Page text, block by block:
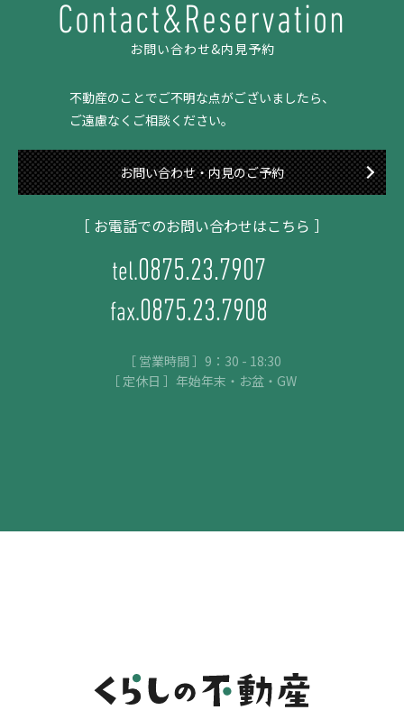
Contact&Reservation
お問い合わせ&内見予約
不動産のことでご不明な点がございましたら、
ご遠慮なくご相談ください。
お問い合わせ・内見のご予約
［ お電話でのお問い合わせはこちら ］
tel.0875.23.7907
fax.0875.23.7908
［ 営業時間 ］9：30 - 18:30
［ 定休日 ］年始年末・お盆・GW